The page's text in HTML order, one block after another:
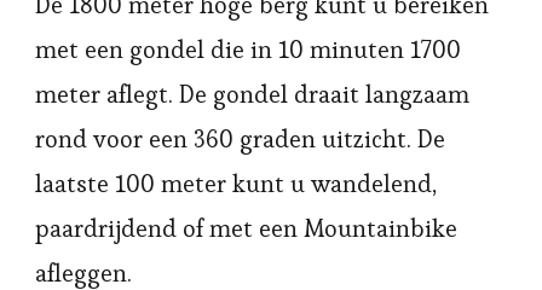
met een gondel die in 10 minuten 1700
meter aflegt. De gondel draait langzaam
rond voor een 360 graden uitzicht. De
laatste 100 meter kunt u wandelend,
paardrijdend of met een Mountainbike
afleggen.